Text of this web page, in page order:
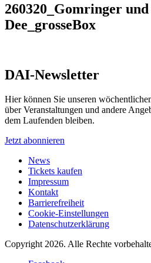
260320_Gomringer
Dee_grosseBox
DAI-Newsletter
Hier können Sie unseren
über Veranstaltungen und andere
dem Laufenden bleiben.
Jetzt abonnieren
News
Tickets kaufen
Impressum
Kontakt
Barrierefreiheit
Cookie-Einstellungen
Datenschutzerklärung
Copyright 2026. Alle Rechte